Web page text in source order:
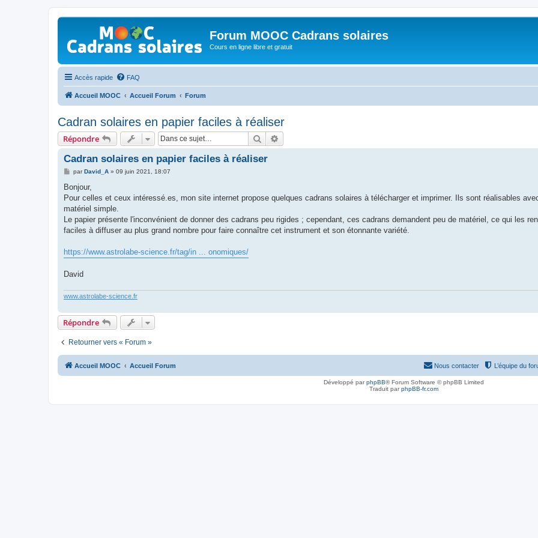
Forum MOOC Cadrans solaires
Cours en ligne libre et gratuit
Accès rapide FAQ
Accueil MOOC Accueil Forum Forum
Cadran solaires en papier faciles à réaliser
Répondre Rechercher
Cadran solaires en papier faciles à réaliser
M
s
a
g
parDavid_A» 09 juin 2021, 18:07
Bonjour,
Pour celles et ceux intéressé.es, mon site internet propose quelques cadrans solaires à télécharger et imprimer. Ils sont réalisables
matériel simple.
Le papier présente l'inconvénient de donner des cadrans peu rigides ; cependant, ces cadrans demandent peu de matériel, ce qui les
faciles à diffuser au plus grand nombre pour faire connaître cet instrument et son étonnante variété.
https://www.astrolabe-science.fr/tag/in ... onomiques/
David
www.astrolabe-science.fr
Répondre
Retourner vers « Forum »
Accueil MOOC Accueil Forum L’équipe du
Nous contacter
Développé parphpBB® Forum Software © phpBB Limited
Traduit parphpBB-fr.com